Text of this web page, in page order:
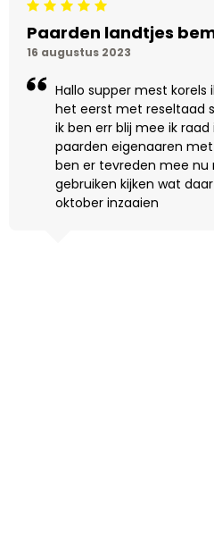
Beoordeling: 5/5
Paarden landtjes
16 augustus 2023
Hallo supper mest
het eerst met reseltaad
ik ben err blij mee ik
paarden eigenaaren
ben er tevreden mee nu
gebruiken kijken wat
oktober inzaaien